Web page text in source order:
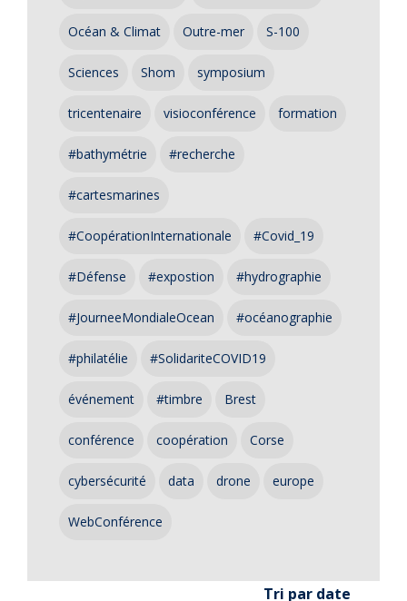
Océan & Climat Outre-mer S-100
Sciences Shom symposium
tricentenaire visioconférence formation
#bathymétrie #recherche
#cartesmarines
#CoopérationInternationale #Covid_19
#Défense #expostion #hydrographie
#JourneeMondialeOcean #océanographie
#philatélie #SolidariteCOVID19
événement #timbre Brest
conférence coopération Corse
cybersécurité data drone europe
WebConférence
Tri par date